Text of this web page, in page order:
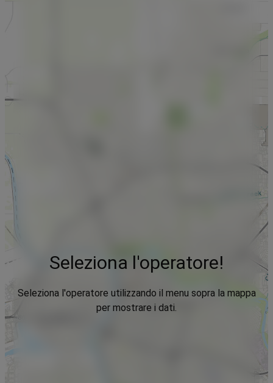
Seleziona l'operatore!
Seleziona l'operatore utilizzando il menu sopra la mappa
per mostrare i dati.